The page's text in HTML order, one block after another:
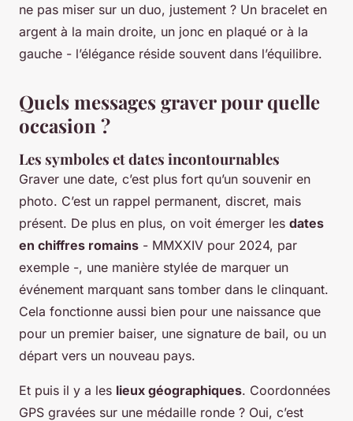
ne pas miser sur un duo, justement ? Un bracelet en
argent à la main droite, un jonc en plaqué or à la
gauche - l’élégance réside souvent dans l’équilibre.
Quels messages graver pour quelle
occasion ?
Les symboles et dates incontournables
Graver une date, c’est plus fort qu’un souvenir en
photo. C’est un rappel permanent, discret, mais
présent. De plus en plus, on voit émerger les dates
en chiffres romains - MMXXIV pour 2024, par
exemple -, une manière stylée de marquer un
événement marquant sans tomber dans le clinquant.
Cela fonctionne aussi bien pour une naissance que
pour un premier baiser, une signature de bail, ou un
départ vers un nouveau pays.
Et puis il y a les lieux géographiques. Coordonnées
GPS gravées sur une médaille ronde ? Oui, c’est